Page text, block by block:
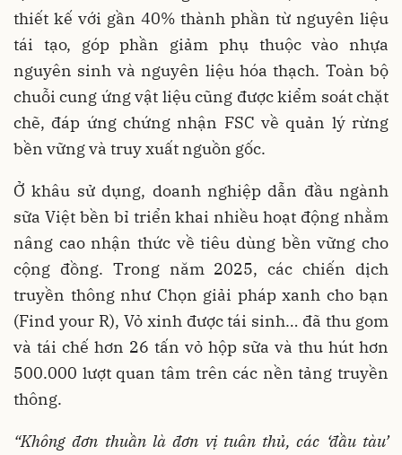
thiết kế với gần 40% thành phần từ nguyên liệu
tái tạo, góp phần giảm phụ thuộc vào nhựa
nguyên sinh và nguyên liệu hóa thạch. Toàn bộ
chuỗi cung ứng vật liệu cũng được kiểm soát chặt
chẽ, đáp ứng chứng nhận FSC về quản lý rừng
bền vững và truy xuất nguồn gốc.
Ở khâu sử dụng, doanh nghiệp dẫn đầu ngành
sữa Việt bền bỉ triển khai nhiều hoạt động nhằm
nâng cao nhận thức về tiêu dùng bền vững cho
cộng đồng. Trong năm 2025, các chiến dịch
truyền thông như Chọn giải pháp xanh cho bạn
(Find your R), Vỏ xinh được tái sinh… đã thu gom
và tái chế hơn 26 tấn vỏ hộp sữa và thu hút hơn
500.000 lượt quan tâm trên các nền tảng truyền
thông.
“Không đơn thuần là đơn vị tuân thủ, các ‘đầu tàu’